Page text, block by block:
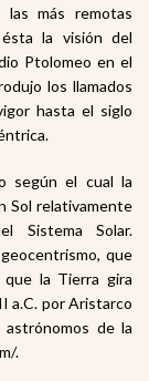
más remotas
ésta la visión del
Ptolomeo en el
los llamados
hasta el siglo
.
según el cual la
Sol relativamente
Sistema Solar.
, que
la Tierra gira
a.C. por Aristarco
de la
.